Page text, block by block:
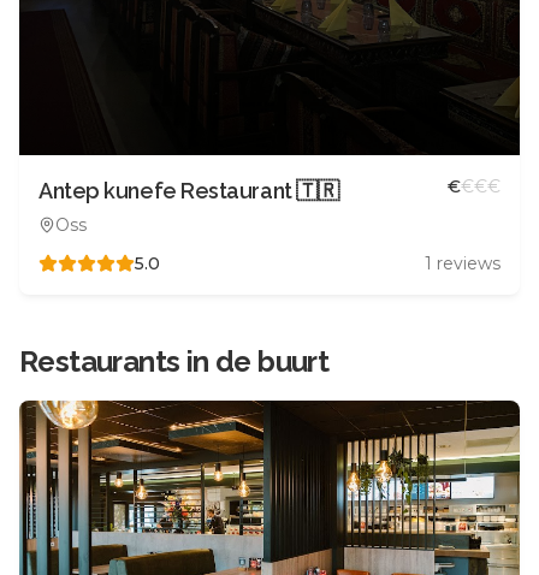
Antep kunefe Restaurant 🇹🇷
Oss
€€€€
5.0 1 reviews
Restaurants in de buurt